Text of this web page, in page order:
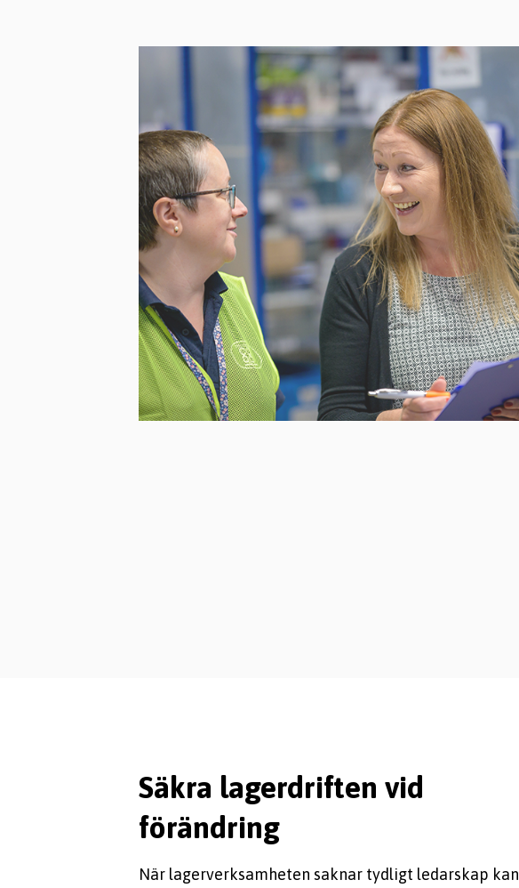
Säkra lagerdriften vid
förändring
När lagerverksamheten saknar tydligt ledarskap kan